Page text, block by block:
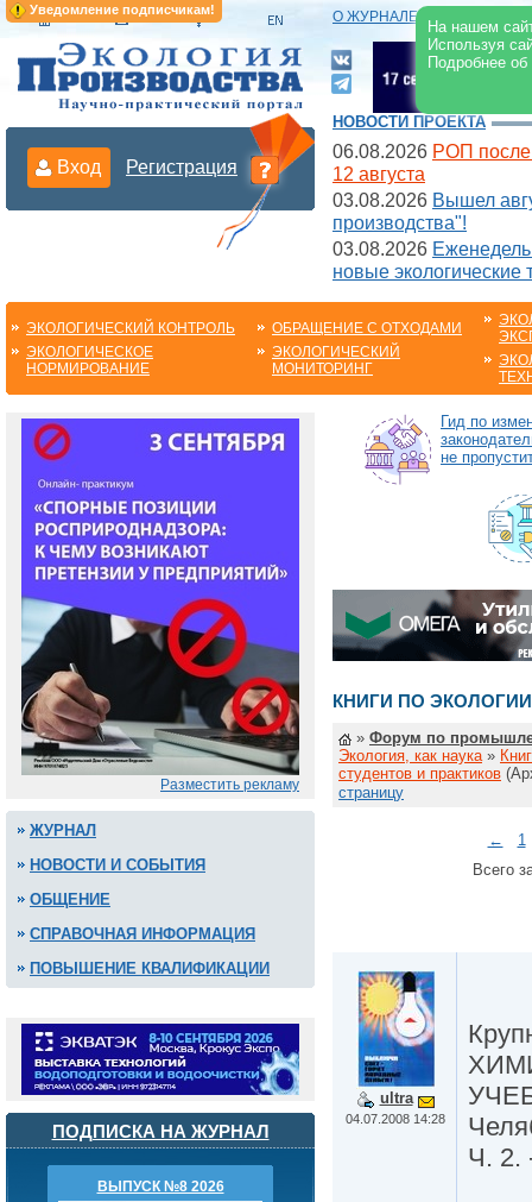
Уведомление подписчикам!
На нашем
Используя
Подробнее
О ЖУРНАЛЕ |
Вход Регистрация
НОВОСТИ ПРОЕКТА
06.08.2026 РОП после
12 августа
03.08.2026 Вышел
производства"!
03.08.2026
новые экологические
ЭКОЛОГИЧЕСКИЙ КОНТРОЛЬ
ЭКОЛОГИЧЕСКОЕ
НОРМИРОВАНИЕ
ОБРАЩЕНИЕ С ОТХОДАМИ
ЭКОЛОГИЧЕСКИЙ
МОНИТОРИНГ
Разместить рекламу
ЖУРНАЛ
НОВОСТИ И СОБЫТИЯ
ОБЩЕНИЕ
СПРАВОЧНАЯ ИНФОРМАЦИЯ
ПОВЫШЕНИЕ КВАЛИФИКАЦИИ
ПОДПИСКА НА ЖУРНАЛ
ВЫПУСК №8 2026
Гид по
не
КНИГИ ПО
» Форум по
Экология, как наука »
студентов и практиков
страницу
← 1
Всего
ultra
04.07.2008 14:28
Ч. 2.